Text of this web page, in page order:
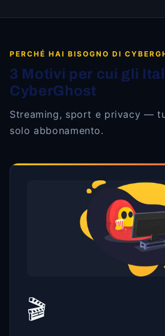
PERCHÉ HAI BISOGNO DI
3 Motivi per cui gli
CyberGhost
Streaming, sport e privacy —
solo abbonamento.
🎬